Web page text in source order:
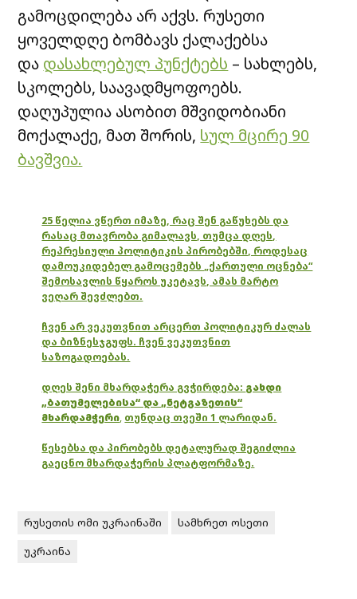
გამოცდილება არ აქვს. რუსეთი
ყოველდღე ბომბავს ქალაქებსა
და დასახლებულ პუნქტებს – სახლებს,
სკოლებს, საავადმყოფოებს.
დაღუპულია ასობით მშვიდობიანი
მოქალაქე, მათ შორის, სულ მცირე 90
ბავშვია.
25 წელია ვწერთ იმაზე, რაც შენ გაწუხებს და
რასაც მთავრობა გიმალავს, თუმცა დღეს,
რეპრესიული პოლიტიკის პირობებში, როდესაც
დამოუკიდებელ გამოცემებს „ქართული ოცნება“
შემოსავლის წყაროს უკეტავს, ამას მარტო
ვეღარ შევძლებთ.
ჩვენ არ ვეკუთვნით არცერთ პოლიტიკურ ძალას
და ბიზნესჯგუფს. ჩვენ ვეკუთვნით
საზოგადოებას.
დღეს შენი მხარდაჭერა გვჭირდება: გახდი
„ბათუმელებისა“ და „ნეტგაზეთის“
მხარდამჭერი, თუნდაც თვეში 1 ლარიდან.
წესებსა და პირობებს დეტალურად შეგიძლია
გაეცნო მხარდაჭერის პლატფორმაზე.
რუსეთის ომი უკრაინაში
სამხრეთ ოსეთი
უკრაინა